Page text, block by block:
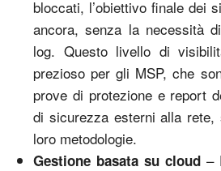
bloccati, l’obiettivo finale dei
ancora, senza la necessità
log. Questo livello di
prezioso per gli MSP, che
prove di protezione e report
di sicurezza esterni alla
loro metodologie.
Gestione basata su cloud –